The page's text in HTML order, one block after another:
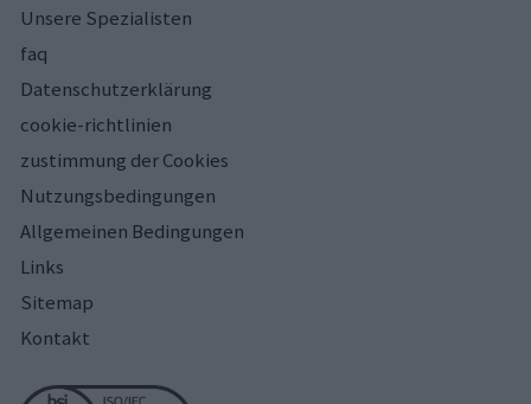
Unsere Spezialisten
faq
Datenschutzerklärung
cookie-richtlinien
zustimmung der Cookies
Nutzungsbedingungen
Allgemeinen Bedingungen
Links
Sitemap
Kontakt